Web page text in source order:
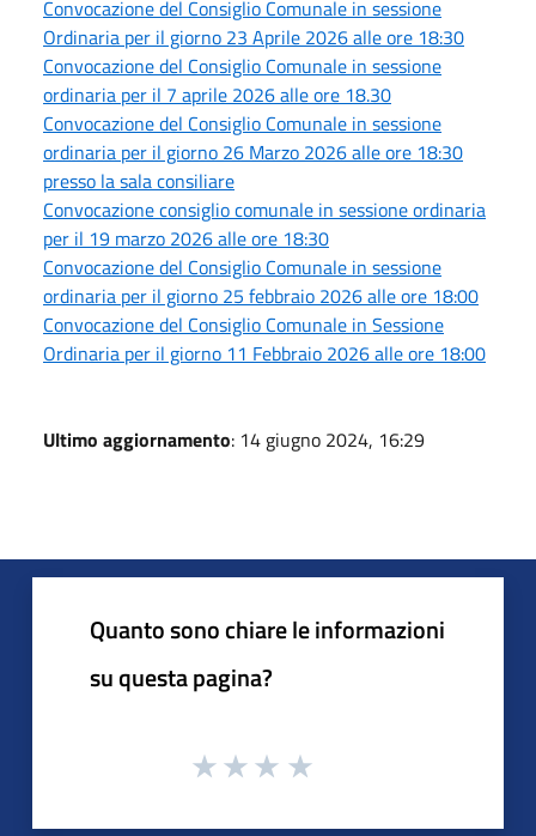
Convocazione del Consiglio Comunale in sessione
Ordinaria per il giorno 23 Aprile 2026 alle ore 18:30
Convocazione del Consiglio Comunale in sessione
ordinaria per il 7 aprile 2026 alle ore 18.30
Convocazione del Consiglio Comunale in sessione
ordinaria per il giorno 26 Marzo 2026 alle ore 18:30
presso la sala consiliare
Convocazione consiglio comunale in sessione ordinaria
per il 19 marzo 2026 alle ore 18:30
Convocazione del Consiglio Comunale in sessione
ordinaria per il giorno 25 febbraio 2026 alle ore 18:00
Convocazione del Consiglio Comunale in Sessione
Ordinaria per il giorno 11 Febbraio 2026 alle ore 18:00
Ultimo aggiornamento: 14 giugno 2024, 16:29
Quanto sono chiare le informazioni
su questa pagina?